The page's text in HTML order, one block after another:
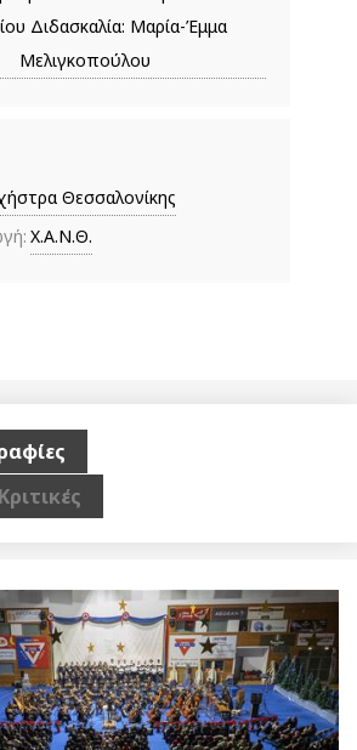
Διδασκαλία: Μαρία-Έμμα
Μελιγκοπούλου
Θεσσαλονίκης
Χ.Α.Ν.Θ.